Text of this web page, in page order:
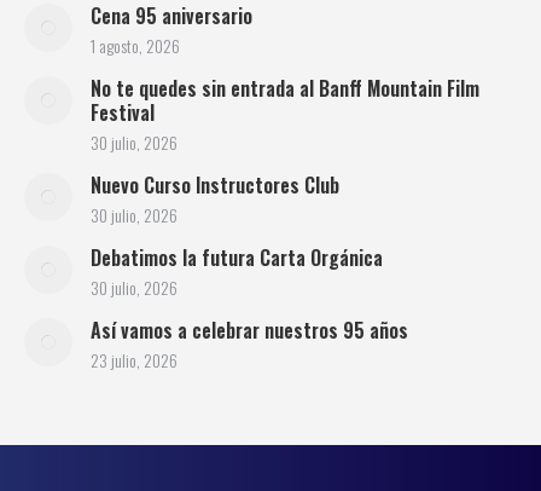
Cena 95 aniversario
1 agosto, 2026
No te quedes sin entrada al Banff Mountain Film
Festival
30 julio, 2026
Nuevo Curso Instructores Club
30 julio, 2026
Debatimos la futura Carta Orgánica
30 julio, 2026
Así vamos a celebrar nuestros 95 años
23 julio, 2026